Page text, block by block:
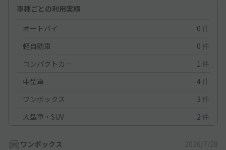
車種ごとの利用実績
オートバイ
0 件
軽自動車
0 件
コンパクトカー
1 件
中型車
4 件
ワンボックス
3 件
大型車・SUV
2 件
ワンボックス 2026/7/28